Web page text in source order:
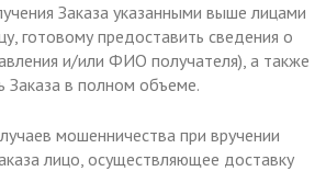
Заказа указанными выше лицами
готовому предоставить сведения о
и/или ФИО получателя), а также
Заказа в полном объеме.
мошенничества при вручении
лицо, осуществляющее доставку